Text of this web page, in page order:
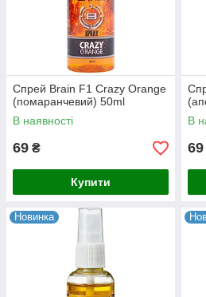
Спрей Brain F1 Crazy Orange
(помаранчевий) 50ml
В наявності
69 ₴
Купити
В
69
Новинка